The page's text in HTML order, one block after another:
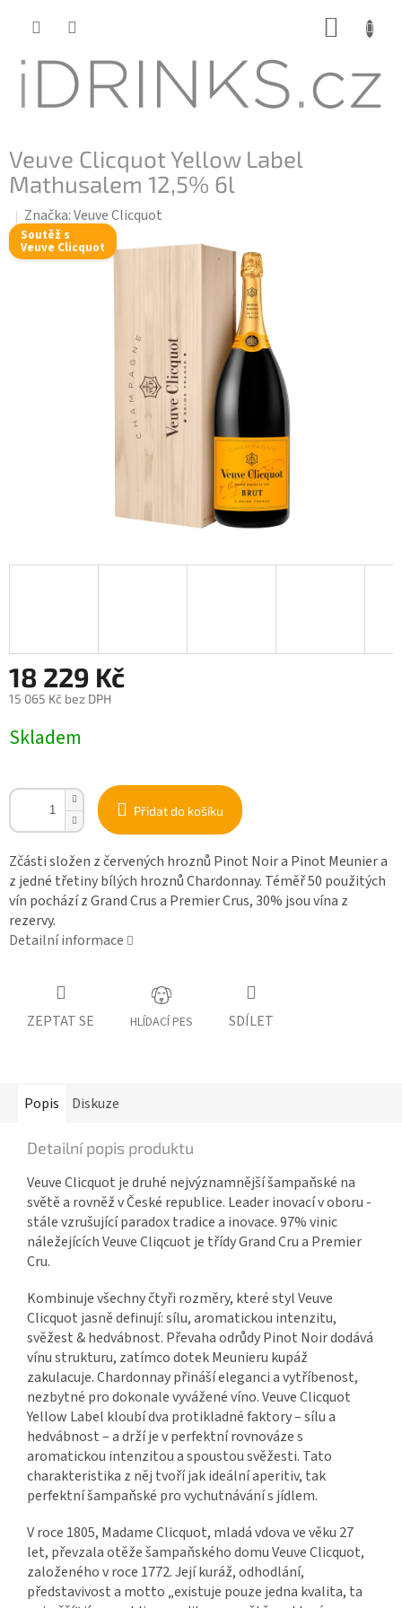
Veuve Clicquot Yellow Label
Mathusalem 12,5% 6l
Soutěž s
Veuve Clicquot
Značka:Veuve Clicquot
18 229 Kč
15 065 Kč bez DPH
cena:
Skladem
Přidat do košíku
Zčásti složen z červených hroznů Pinot Noir a Pinot Meunier a
z jedné třetiny bílých hroznů Chardonnay. Téměř 50 použitých
vín pochází z Grand Crus a Premier Crus, 30% jsou vína z
rezervy.
Detailní informace
ZEPTAT SE HLÍDACÍ PES SDÍLET
Popis Diskuze
Detailní popis produktu
Veuve Clicquot je druhé nejvýznamnější šampaňské na
světě a rovněž v České republice. Leader inovací v oboru -
stále vzrušující paradox tradice a inovace. 97% vinic
náležejících Veuve Cliqcuot je třídy Grand Cru a Premier
Cru.
Kombinuje všechny čtyři rozměry, které styl Veuve
Clicquot jasně definují: sílu, aromatickou intenzitu,
svěžest & hedvábnost. Převaha odrůdy Pinot Noir dodává
vínu strukturu, zatímco dotek Meunieru kupáž
zakulacuje. Chardonnay přináší eleganci a vytříbenost,
nezbytné pro dokonale vyvážené víno. Veuve Clicquot
Yellow Label kloubí dva protikladné faktory – sílu a
hedvábnost – a drží je v perfektní rovnováze s
aromatickou intenzitou a spoustou svěžesti. Tato
charakteristika z něj tvoří jak ideální aperitiv, tak
perfektní šampaňské pro vychutnávání s jídlem.
V roce 1805, Madame Clicquot, mladá vdova ve věku 27
let, převzala otěže šampaňského domu Veuve Clicquot,
založeného v roce 1772. Její kuráž, odhodlání,
představivost a motto „existuje pouze jedna kvalita, ta